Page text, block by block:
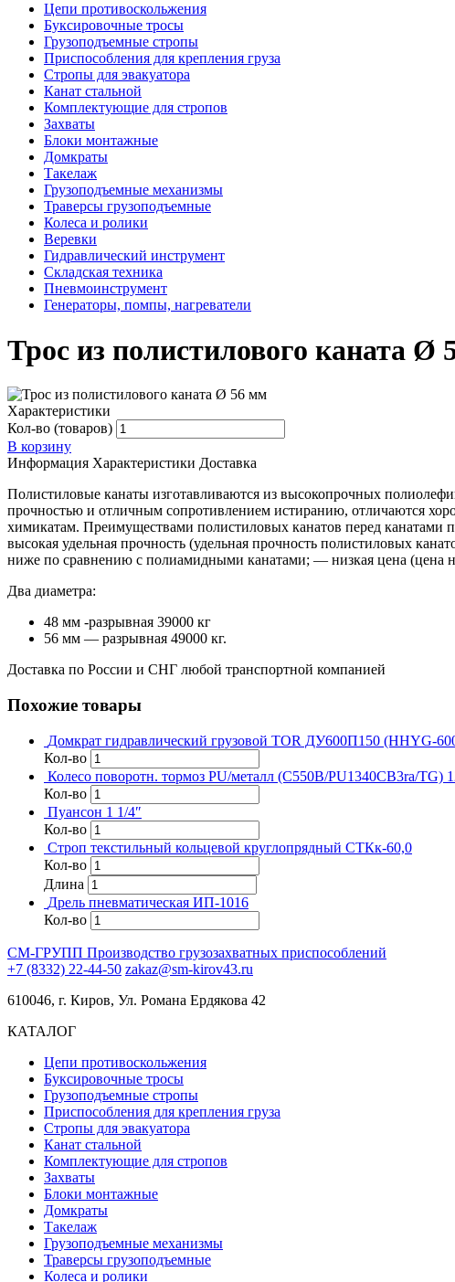
Цепи противоскольжения
Буксировочные тросы
Грузоподъемные стропы
Приспособления для крепления груза
Стропы для эвакуатора
Канат стальной
Комплектующие для стропов
Захваты
Блоки монтажные
Домкраты
Такелаж
Грузоподъемные механизмы
Траверсы грузоподъемные
Колеса и ролики
Веревки
Гидравлический инструмент
Складская техника
Пневмоинструмент
Генераторы, помпы, нагреватели
Трос из полистилового каната Ø
Характеристики
Кол-во (товаров)
В корзину
Информация Характеристики Доставка
Полистиловые канаты изготавливаются из высокопрочных
прочностью и отличным сопротивлением истиранию, отличаются
химикатам. Преимуществами полистиловых канатов перед
высокая удельная прочность (удельная прочность полистиловых
ниже по сравнению с полиамидными канатами; — низкая цена (цена
Два диаметра:
48 мм -разрывная 39000 кг
56 мм — разрывная 49000 кг.
Доставка по России и СНГ любой транспортной компанией
Похожие товары
Домкрат гидравлический грузовой TOR ДУ600П150 (HHYG-
Кол-во
Колесо поворотн. тормоз PU/металл (C550B/PU1340CB3ra/TG)
Кол-во
Пуансон 1 1/4″
Кол-во
Строп текстильный кольцевой круглопрядный СТКк-60,0
Кол-во
Длина
Дрель пневматическая ИП-1016
Кол-во
СМ-ГРУПП Производство грузозахватных приспособлений
+7 (8332) 22-44-50 zakaz@sm-kirov43.ru
610046, г. Киров, Ул. Романа Ердякова 42
КАТАЛОГ
Цепи противоскольжения
Буксировочные тросы
Грузоподъемные стропы
Приспособления для крепления груза
Стропы для эвакуатора
Канат стальной
Комплектующие для стропов
Захваты
Блоки монтажные
Домкраты
Такелаж
Грузоподъемные механизмы
Траверсы грузоподъемные
Колеса и ролики